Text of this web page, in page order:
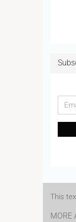
TO
This
MORE